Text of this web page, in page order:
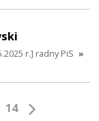
r.] radny PiS »
14